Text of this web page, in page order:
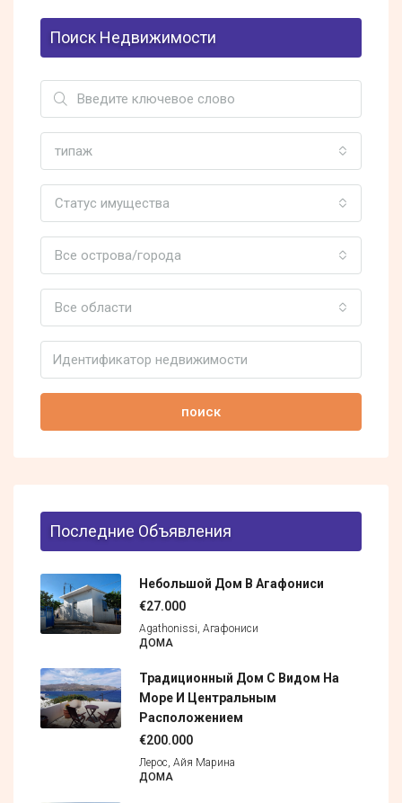
Поиск Недвижимости
типаж
Статус имущества
Все острова/города
Все области
поиск
Последние Объявления
Небольшой Дом В Агафониси
€27.000
Agathonissi, Агафониси
ДОМА
Традиционный Дом С Видом На
Море И Центральным
Расположением
€200.000
Лерос, Айя Марина
ДОМА